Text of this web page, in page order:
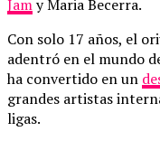
Jamy Maria Becerra.
Con solo 17 años, el
adentró en el mundo
ha convertido en un
grandes artistas
ligas.